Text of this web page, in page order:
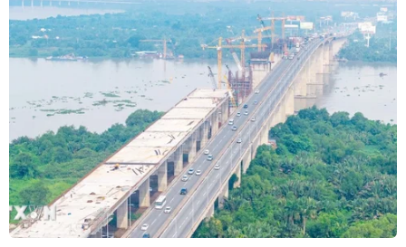
Anh: Có điều gì đặc biệt trong bữa ăn
trưa Chủ Nhật đắt hàng nhất thế
giới?
13/02/2026 22:08
Xem thêm